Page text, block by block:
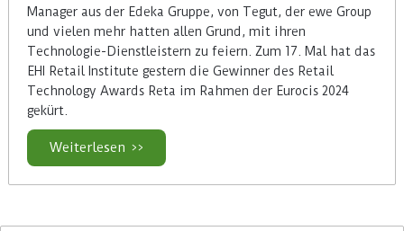
Manager aus der Edeka Gruppe, von Tegut, der ewe Group
und vielen mehr hatten allen Grund, mit ihren
Technologie-Dienstleistern zu feiern. Zum 17. Mal hat das
EHI Retail Institute gestern die Gewinner des Retail
Technology Awards Reta im Rahmen der Eurocis 2024
gekürt.
Weiterlesen >>